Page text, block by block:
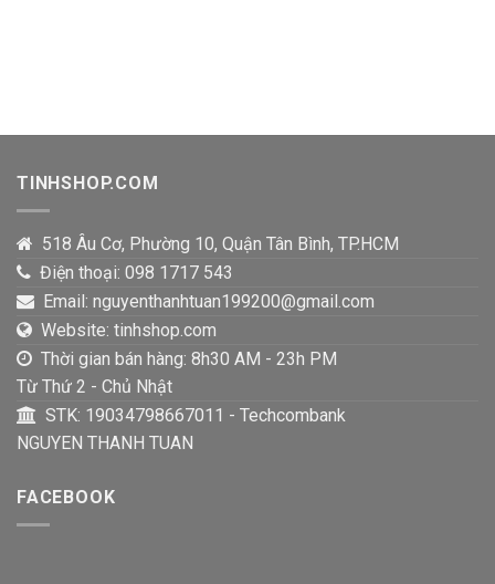
TINHSHOP.COM
518 Âu Cơ, Phường 10, Quận Tân Bình, TP.HCM
Điện thoại: 098 1717 543
Email: nguyenthanhtuan199200@gmail.com
Website: tinhshop.com
Thời gian bán hàng: 8h30 AM - 23h PM
Từ Thứ 2 - Chủ Nhật
STK: 19034798667011 - Techcombank
NGUYEN THANH TUAN
FACEBOOK